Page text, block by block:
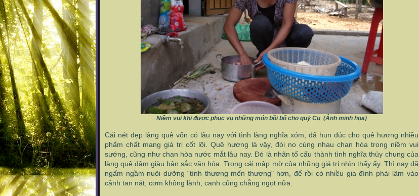
Niềm vui khi được phục vụ những món bồi bổ cho quý Cụ (Ảnh minh họa)
Cái nét đẹp làng quê vốn có lâu nay với tình làng nghĩa xóm, đã hun đúc cho quê hương nhiều
phẩm chất mang giá trị cốt lõi. Quê hương là vậy, đói no cùng nhau chan hòa trong niềm vui
sướng, cũng như chan hòa nước mắt lâu nay. Đó là nhân tố cấu thành tình nghĩa thủy chung của
làng quê đậm giàu bản sắc văn hóa. Trong cái mập mờ của những giá trị nhìn thấy ấy. Thì nay đã
ngấm ngầm nuôi dưỡng “tình thương mến thương" hơn, để rồi có nhiều gia đình phải lâm vào
cảnh tan nát, cơm không lành, canh cũng chẳng ngọt nữa.